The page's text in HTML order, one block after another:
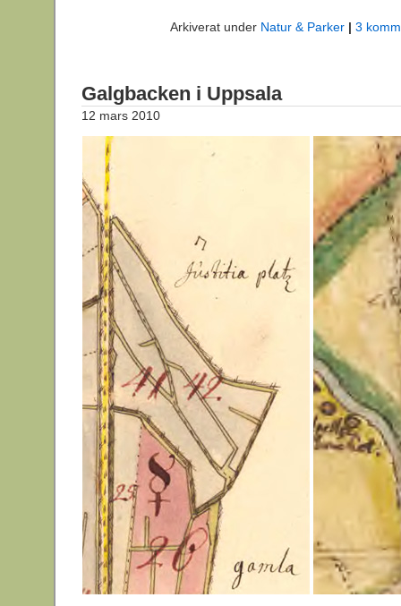
Arkiverat under Natur & Parker | 3
Galgbacken i Uppsala
12 mars 2010